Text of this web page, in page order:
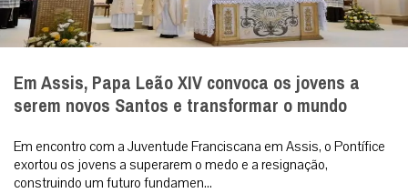
Em Assis, Papa Leão XIV convoca os jovens a
serem novos Santos e transformar o mundo
Em encontro com a Juventude Franciscana em Assis, o Pontífice
exortou os jovens a superarem o medo e a resignação,
construindo um futuro fundamen...